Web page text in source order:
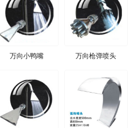
万向小鸭嘴 万向枪弹喷头